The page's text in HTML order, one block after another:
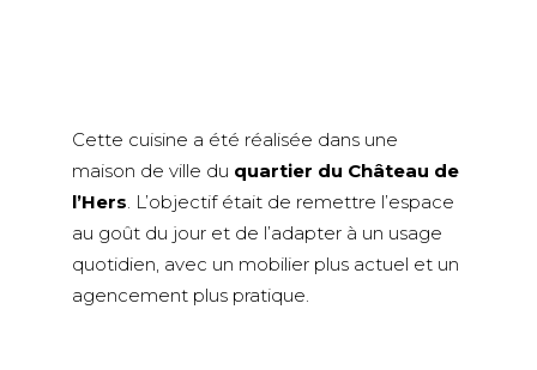
Cette cuisine a été réalisée dans une
maison de ville du quartier du Château de
l’Hers. L’objectif était de remettre l’espace
au goût du jour et de l’adapter à un usage
quotidien, avec un mobilier plus actuel et un
agencement plus pratique.